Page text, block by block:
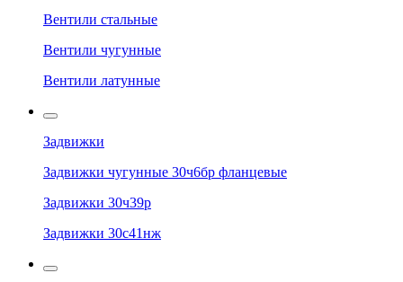
Вентили стальные
Вентили чугунные
Вентили латунные
Задвижки
Задвижки чугунные 30ч6бр фланцевые
Задвижки 30ч39р
Задвижки 30с41нж